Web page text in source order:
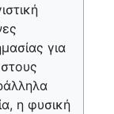
για
η φυσική